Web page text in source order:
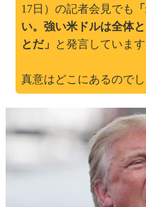
17日）の記者会見でも
い。強い米ドルは全体
とだ」
と発言しています
真意はどこにあるのでし